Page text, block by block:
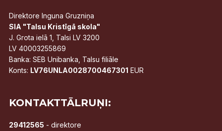
Direktore Inguna Gruzniņa
SIA "Talsu Kristīgā skola"
J. Grota ielā 1, Talsi LV 3200
LV 40003255869
Banka: SEB Unibanka, Talsu filiāle
Konts: LV76UNLA0028700467301 EUR
KONTAKTTĀLRUŅI:
29412565 - direktore